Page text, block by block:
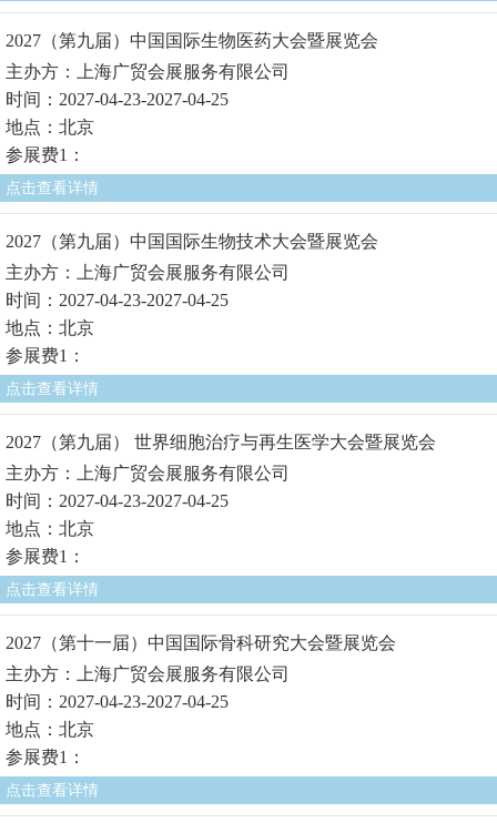
2027（第九届）中国国际生物医药大会暨展览会
主办方：上海广贸会展服务有限公司
时间：2027-04-23-2027-04-25
地点：北京
参展费1：
点击查看详情
2027（第九届）中国国际生物技术大会暨展览会
主办方：上海广贸会展服务有限公司
时间：2027-04-23-2027-04-25
地点：北京
参展费1：
点击查看详情
2027（第九届） 世界细胞治疗与再生医学大会暨展览会
主办方：上海广贸会展服务有限公司
时间：2027-04-23-2027-04-25
地点：北京
参展费1：
点击查看详情
2027（第十一届）中国国际骨科研究大会暨展览会
主办方：上海广贸会展服务有限公司
时间：2027-04-23-2027-04-25
地点：北京
参展费1：
点击查看详情